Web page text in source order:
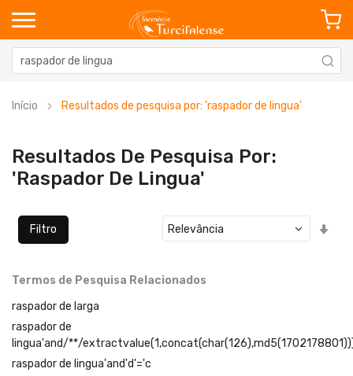
Início Resultados de pesquisa por: 'raspador de lingua'
Resultados De Pesquisa Por:
'raspador De Lingua'
Filtro
Termos de Pesquisa Relacionados
raspador de larga
raspador de
lingua'and/**/
raspador de lingua'and'd'='c